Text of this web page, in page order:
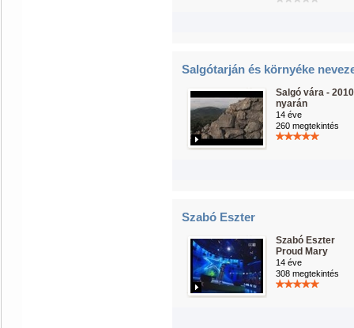
Salgótarján és környéke
Salgó vára - 2010
nyarán
14 éve
260 megtekintés
Szabó Eszter
Szabó Eszter
Proud Mary
14 éve
308 megtekintés